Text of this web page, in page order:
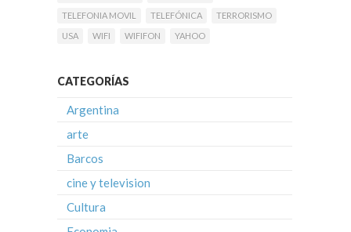
TELEFONIA MOVIL
TELEFÓNICA
TERRORISMO
USA
WIFI WIFIFON YAHOO
CATEGORÍAS
Argentina
arte
Barcos
cine y television
Cultura